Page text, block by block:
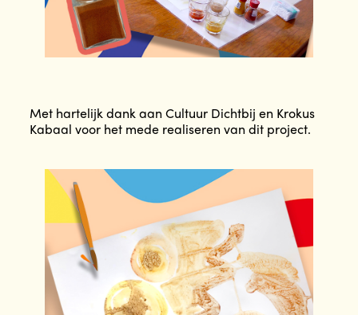
Met hartelijk dank aan Cultuur Dichtbij en Krokus
Kabaal voor het mede realiseren van dit project.